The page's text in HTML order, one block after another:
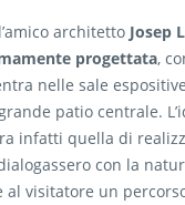
architetto Josep
progettata,
nelle sale
patio centrale.
infatti quella di
con la
al visitatore un